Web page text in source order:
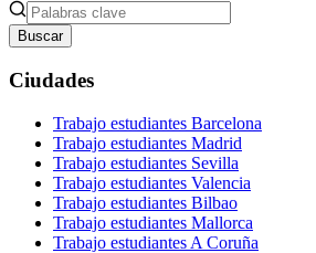
Buscar
Ciudades
Trabajo estudiantes Barcelona
Trabajo estudiantes Madrid
Trabajo estudiantes Sevilla
Trabajo estudiantes Valencia
Trabajo estudiantes Bilbao
Trabajo estudiantes Mallorca
Trabajo estudiantes A Coruña